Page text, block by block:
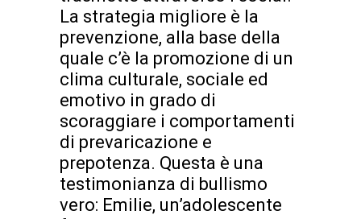
La strategia migliore è la
prevenzione, alla base della
quale c’è la promozione di un
clima culturale, sociale ed
emotivo in grado di
scoraggiare i comportamenti
di prevaricazione e
prepotenza. Questa è una
testimonianza di bullismo
vero: Emilie, un’adolescente